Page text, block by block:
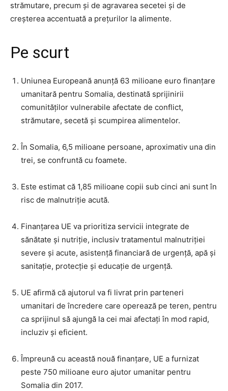
strămutare, precum și de agravarea secetei și de
creșterea accentuată a prețurilor la alimente.
Pe scurt
Uniunea Europeană anunță 63 milioane euro finanțare
umanitară pentru Somalia, destinată sprijinirii
comunităților vulnerabile afectate de conflict,
strămutare, secetă și scumpirea alimentelor.
În Somalia, 6,5 milioane persoane, aproximativ una din
trei, se confruntă cu foamete.
Este estimat că 1,85 milioane copii sub cinci ani sunt în
risc de malnutriție acută.
Finanțarea UE va prioritiza servicii integrate de
sănătate și nutriție, inclusiv tratamentul malnutriției
severe și acute, asistență financiară de urgență, apă și
sanitație, protecție și educație de urgență.
UE afirmă că ajutorul va fi livrat prin parteneri
umanitari de încredere care operează pe teren, pentru
ca sprijinul să ajungă la cei mai afectați în mod rapid,
incluziv și eficient.
Împreună cu această nouă finanțare, UE a furnizat
peste 750 milioane euro ajutor umanitar pentru
Somalia din 2017.